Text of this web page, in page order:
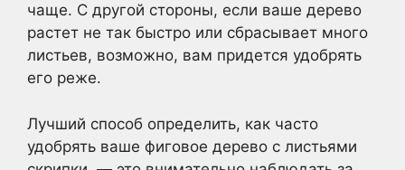
чаще. С другой стороны, если ваше дерево
растет не так быстро или сбрасывает много
листьев, возможно, вам придется удобрять
его реже.
Лучший способ определить, как часто
удобрять ваше фиговое дерево с листьями